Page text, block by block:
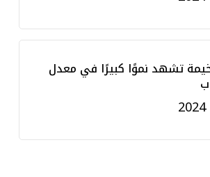
تشهد نموًا كبيرًا في معدل